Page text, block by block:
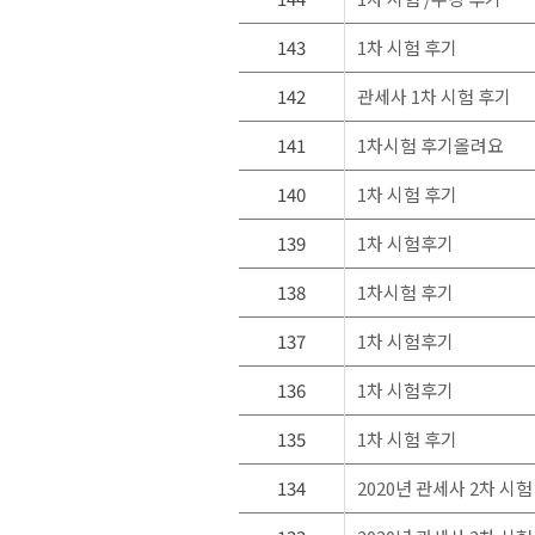
143
1차 시험 후기
142
관세사 1차 시험 후기
141
1차시험 후기올려요
140
1차 시험 후기
139
1차 시험후기
138
1차시험 후기
137
1차 시험후기
136
1차 시험후기
135
1차 시험 후기
134
2020년 관세사 2차 시